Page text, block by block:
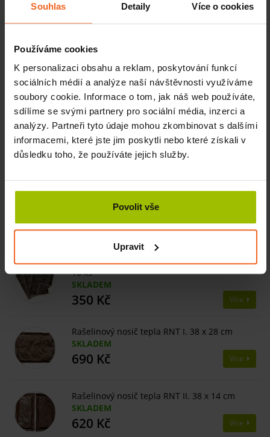
Souhlas Detaily Více o cookies
Používáme cookies
K personalizaci obsahu a reklam, poskytování funkcí
sociálních médií a analýze naší návštěvnosti využíváme
soubory cookie. Informace o tom, jak náš web používáte,
sdílíme se svými partnery pro sociální média, inzerci a
analýzy. Partneři tyto údaje mohou zkombinovat s dalšími
informacemi, které jste jim poskytli nebo které získali v
důsledku toho, že používáte jejich služby.
Povolit vše
Upravit
Rašelinový zábal 60 x 40 cm JRZ III. Klasik, 10
ks
SKLADEM
350 Kč Více
Rašelinový zábal 60 x 40 cm JRZ III. Klasik, 20
ks
SKLADEM
Rašelinový zábal 30 x 40 cm JRZ I. Premium,
780 Kč Více
Rašelinový zábal 30 x 40 cm JRZ I. Premium,
10 ks
SKLADEM
350 Kč Více
Rašelinový nosič tepla RNT I. 38 x 28 cm
SKLADEM
690 Kč Více
Rašelinový nosič tepla RNT II. 38 x 14 cm
SKLADEM
620 Kč Více